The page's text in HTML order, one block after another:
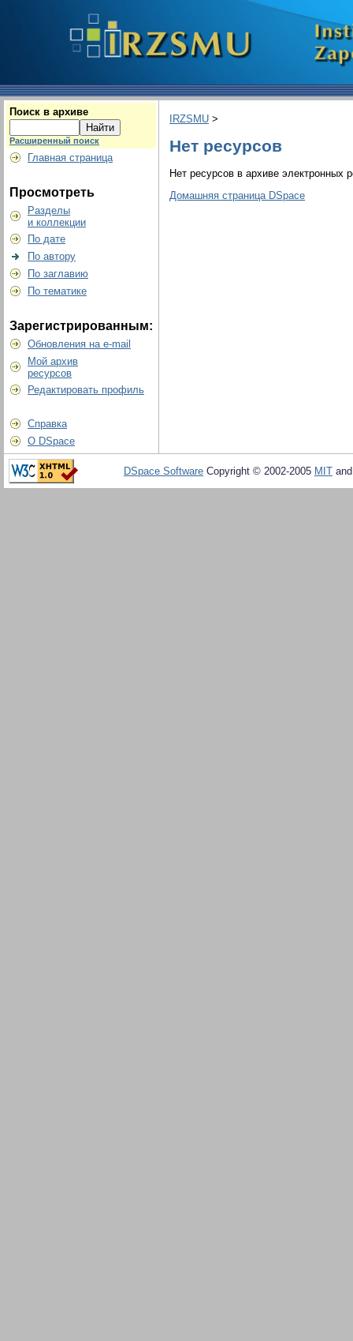
Поиск в архиве
Расширенный поиск
Главная страница
Просмотреть
Разделы
и коллекции
По дате
По автору
По заглавию
По тематике
Зарегистрированным:
Обновления на e-mail
Мой архив
ресурсов
Редактировать профиль
Справка
О DSpace
IRZSMU >
Нет ресурсов
Нет ресурсов в архиве электронных
Домашняя страница DSpace
DSpace Software Copyright © 2002-2005 MIT